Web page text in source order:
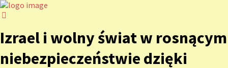
Izrael i wolny świat w rosnącym
niebezpieczeństwie dzięki